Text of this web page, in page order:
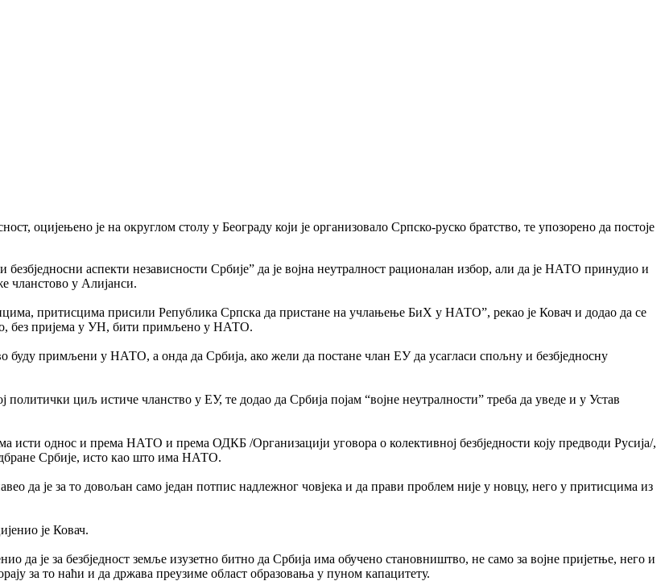
оцијењено је на округлом столу у Београду који је организовало Српско-руско братство, те упозорено да постоје
аспекти независности Србије” да је војна неутралност рационалан избор, али да је НАТО принудио и
чланстово у Алијанси.
притисцима присили Република Српска да пристане на учлањење БиХ у НАТО”, рекао је Ковач и додао да се
без пријема у УН, бити примљено у НАТО.
примљени у НАТО, а онда да Србија, ако жели да постане члан ЕУ да усагласи спољну и безбједносну
политички циљ истиче чланство у ЕУ, те додао да Србија појам “војне неутралности” треба да уведе и у Устав
исти однос и према НАТО и према ОДКБ /Организацији уговора о колективној безбједности коју предводи Русија/,
Србије, исто као што има НАТО.
да је за то довољан само један потпис надлежног човјека и да прави проблем није у новцу, него у притисцима из
је Ковач.
да је за безбједност земље изузетно битно да Србија има обучено становништво, не само за војне пријетње, него и
за то наћи и да држава преузиме област образовања у пуном капацитету.